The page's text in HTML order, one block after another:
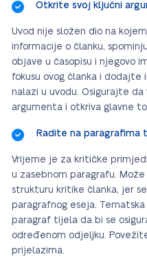
Otkrite svoj ključni
Uvod nije složen dio na
informacije o članku,
objave u časopisu i njegovo
fokusu ovog članka i dodajte
nalazi u uvodu. Osigurajte
argumenta i otkriva glavne
Radite na paragrafima
Vrijeme je za kritičke
u zasebnom paragrafu.
strukturu kritike članka, jer
paragrafnog eseja.
paragraf tijela da bi se
određenom odjeljku.
prijelazima.